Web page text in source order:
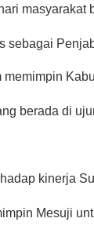
masyarakat
sebagai
berada di
kinerja
Mesuji